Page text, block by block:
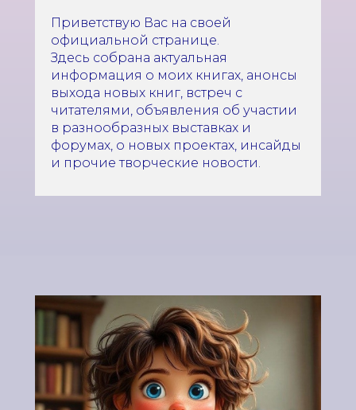
Приветствую Вас на своей
официальной странице.
Здесь собрана актуальная
информация о моих книгах, анонсы
выхода новых книг, встреч с
читателями, объявления об участии
в разнообразных выставках и
форумах, о новых проектах, инсайды
и прочие творческие новости.